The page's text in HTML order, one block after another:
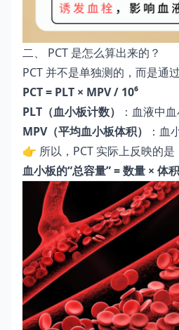
二、 PCT 是怎么算出来的？
PCT 并不是单独测的，而是通
PCT = PLT × MPV / 10⁶
PLT（血小板计数）
：血液中
MPV（平均血小板体积）
：血
👉 所以，PCT 实际上反映的是
血小板的“总容量” = 数量 × 体积